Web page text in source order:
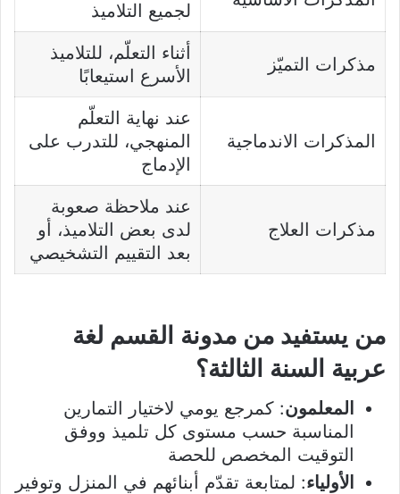
لجميع التلاميذ
مذكرات التميّز
أثناء التعلّم، للتلاميذ
الأسرع استيعابًا
المذكرات الاندماجية
عند نهاية التعلّم
المنهجي، للتدرب على
الإدماج
مذكرات العلاج
عند ملاحظة صعوبة
لدى بعض التلاميذ، أو
بعد التقييم التشخيصي
من يستفيد من مدونة القسم لغة
عربية السنة الثالثة؟
المعلمون: كمرجع يومي لاختيار التمارين
المناسبة حسب مستوى كل تلميذ ووفق
التوقيت المخصص للحصة
الأولياء: لمتابعة تقدّم أبنائهم في المنزل وتوفير